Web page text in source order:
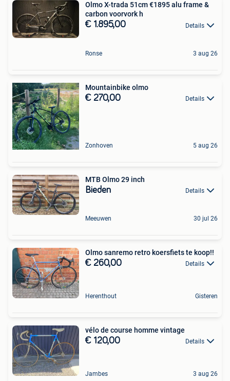
Olmo X-trada 51cm €1895 ‍️alu frame &
carbon voorvork ‍️h
€ 1.895,00 Details
Ronse 3 aug 26
Mountainbike olmo
€ 270,00 Details
Zonhoven 5 aug 26
MTB Olmo 29 inch
Bieden Details
Meeuwen 30 jul 26
Olmo sanremo retro koersfiets te koop!!
€ 260,00 Details
Herenthout Gisteren
vélo de course homme vintage
€ 120,00 Details
Jambes 3 aug 26